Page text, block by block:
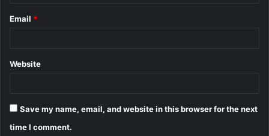
Email *
Website
Save my name, email, and website in this browser for the next
time I comment.